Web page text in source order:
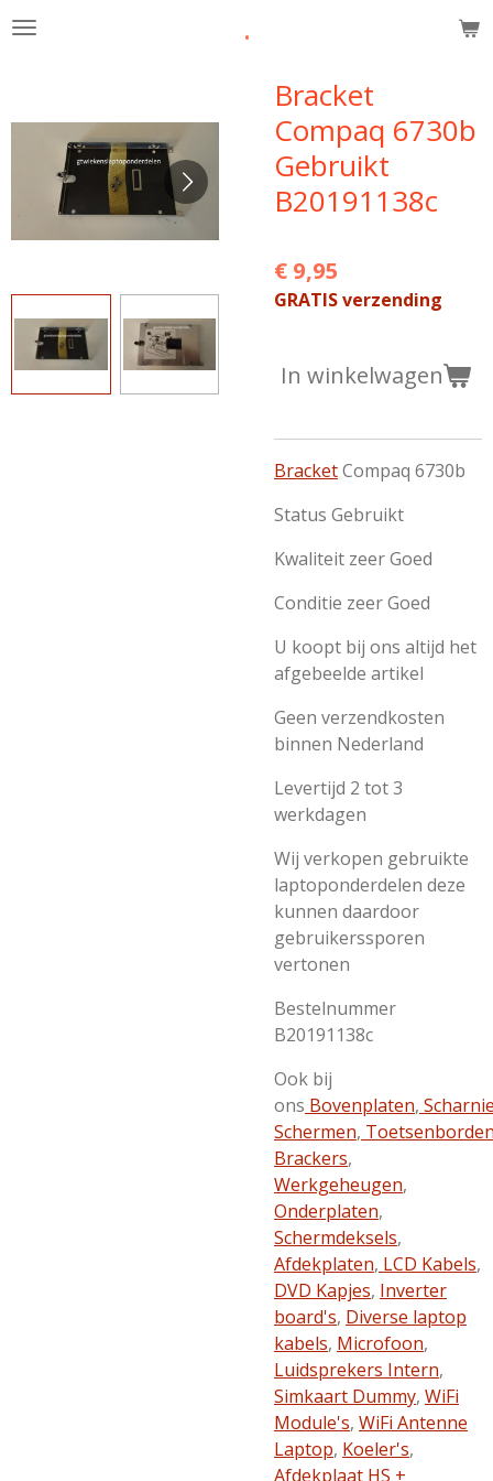
Ga
hoofdinhoud
.
Bracket
Compaq 6730b
Gebruikt
B20191138c
€ 9,95
GRATIS verzending
In winkelwagen
BracketCompaq 6730b
Status Gebruikt
Kwaliteit zeer Goed
Conditie zeer Goed
U koopt bij ons altijd het
afgebeelde artikel
Geen verzendkosten
binnen Nederland
Levertijd 2 tot 3
werkdagen
Wij verkopen gebruikte
laptoponderdelen deze
kunnen daardoor
gebruikerssporen
vertonen
Bestelnummer
B20191138c
Ook bij
ons Bovenplaten,
Schermen,
Brackers,
Werkgeheugen,
Onderplaten,
Schermdeksels,
Afdekplaten, LCD Kabels,
DVD Kapjes, Inverter
board's, Diverse laptop
kabels, Microfoon,
Luidsprekers Intern,
Simkaart Dummy, WiFi
Module's, WiFi Antenne
Laptop, Koeler's,
Afdekplaat HS +